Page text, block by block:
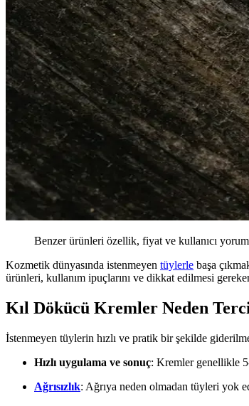
Benzer ürünleri özellik, fiyat ve kullanıcı
Kozmetik dünyasında istenmeyen tüylerle başa
ürünleri, kullanım ipuçlarını ve dikkat edilmesi
Kıl Dökücü Kremler Neden
İstenmeyen tüylerin hızlı ve pratik bir şekilde
Hızlı uygulama ve sonuç: Kremler genellikle
Ağrısızlık: Ağrıya neden olmadan tüyleri yok